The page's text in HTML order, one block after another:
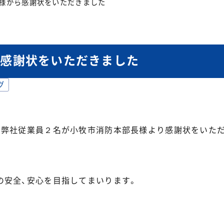
謝状をいただきました
社従業員２名が小牧市消防本部長様より感謝状をいた
全、安心を目指してまいります。